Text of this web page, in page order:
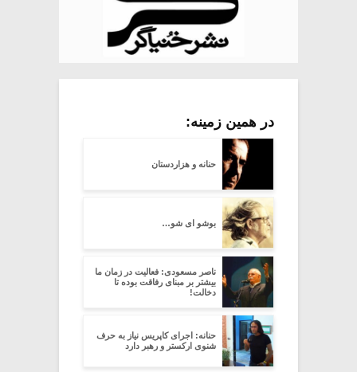
در همین زمینه:
حنانه و هزاردستان
بوشو ای شو…
ناصر مسعودی: فعالیت در زمان ما
بیشتر بر مبنای رفاقت بوده تا
دخالت!
حنانه: اجرای کاپریس نیاز به حرف
شنوی ارکستر و رهبر دارد